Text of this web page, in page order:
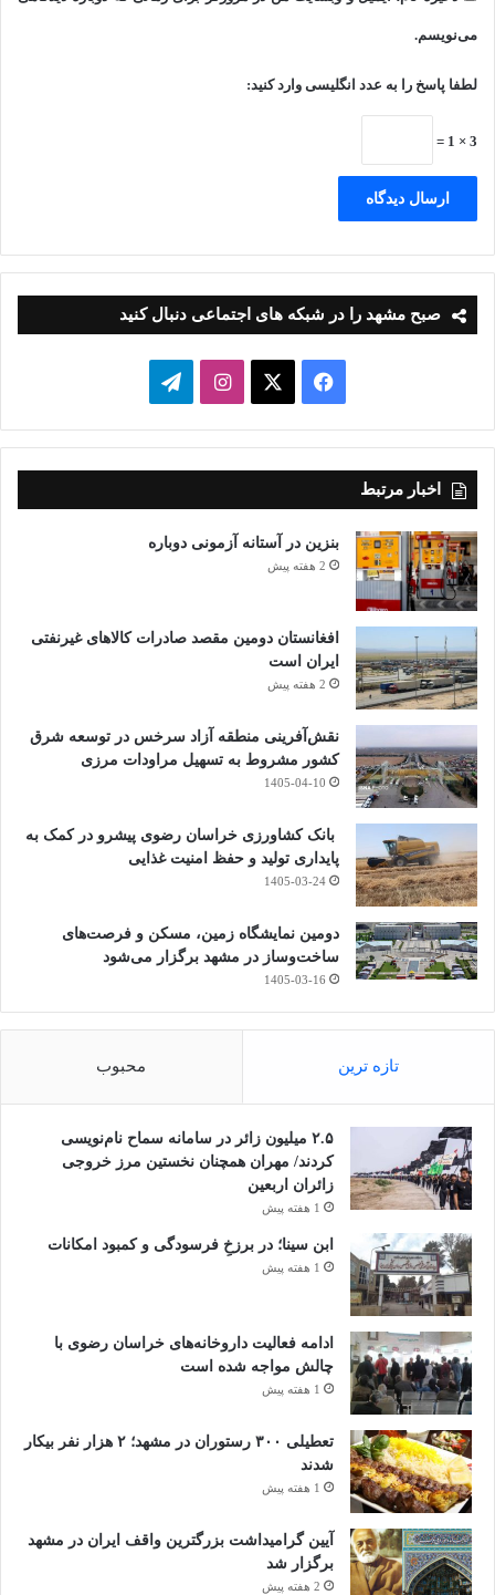
ار
می‌نویسم.
لطفا پاسخ را به عدد انگلیسی وارد کنید:
3 × 1 =
صبح مشهد را در شبکه های اجتماعی دنبال کنید
فیسبوک ایکساینستاگرامتلگرام
اخبار مرتبط
بنزین در آستانه آزمونی دوباره
2 هفته پیش
افغانستان دومین مقصد صادرات کالاهای غیرنفتی
ایران است
2 هفته پیش
نقش‌آفرینی منطقه آزاد سرخس در توسعه شرق
کشور مشروط به تسهیل مراودات مرزی
1405-04-10
بانک کشاورزی خراسان رضوی پیشرو در کمک به
پایداری تولید و حفظ امنیت غذایی
1405-03-24
دومین نمایشگاه زمین، مسکن و فرصت‌های
ساخت‌وساز در مشهد برگزار می‌شود
1405-03-16
تازه ترین محبوب
۲.۵ میلیون زائر در سامانه سماح نام‌نویسی
کردند/ مهران همچنان نخستین مرز خروجی
زائران اربعین
1 هفته پیش
ابن سینا؛ در برزخِ فرسودگی و کمبود امکانات
1 هفته پیش
ادامه فعالیت داروخانه‌های خراسان رضوی با
چالش مواجه شده است
1 هفته پیش
تعطیلی ۳۰۰ رستوران در مشهد؛ ۲ هزار نفر بیکار
شدند
1 هفته پیش
آیین گرامیداشت بزرگترین واقف ایران در مشهد
برگزار شد
2 هفته پیش